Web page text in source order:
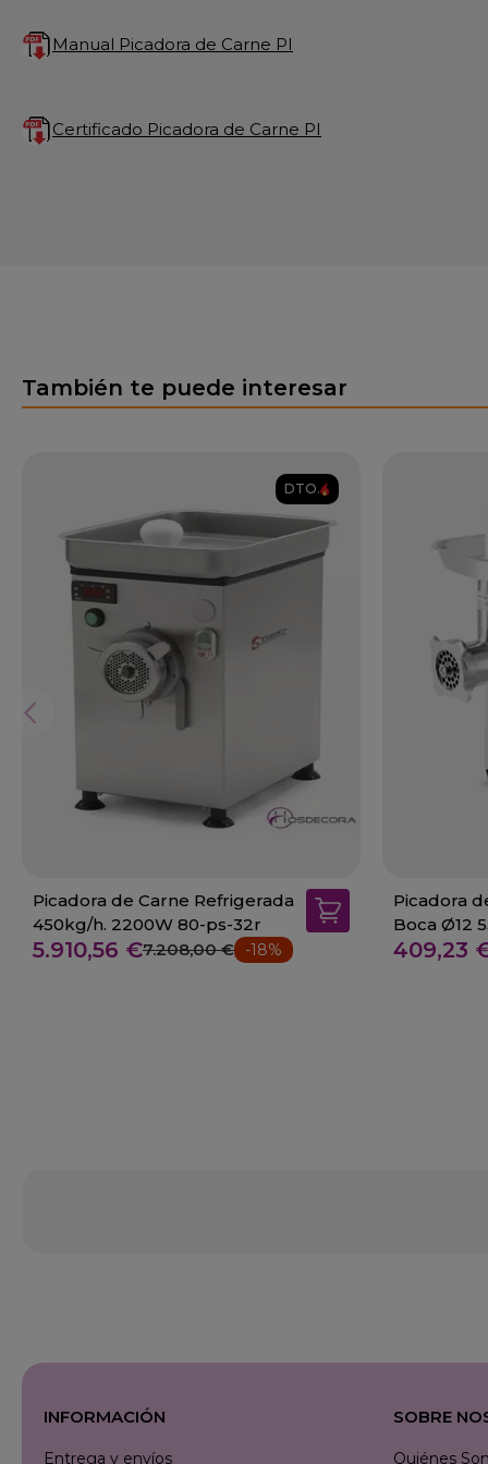
Manual Picadora de Carne PI
Certificado Picadora de Carne PI
También te puede interesar
DTO.
Picadora de Carne Refrigerada
450kg/h. 2200W 80-ps-32r
5.910,56 €7.208,00 € -18%
Picadora
Boca Ø12
409,23
INFORMACIÓN
Entrega y envíos
SOBRE
Quiénes